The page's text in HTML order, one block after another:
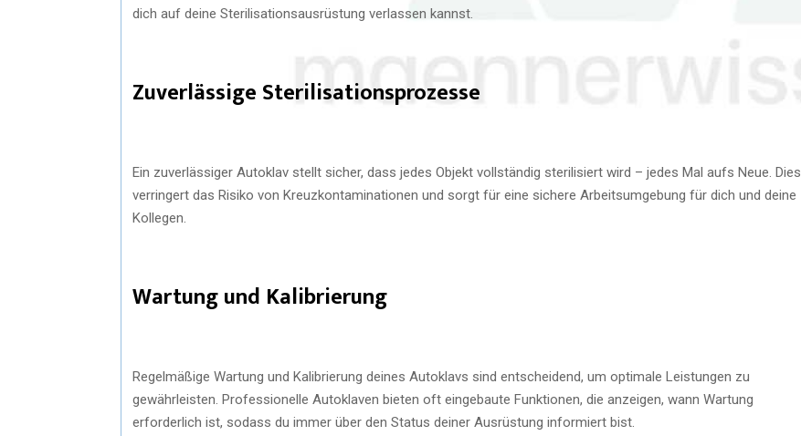
dich auf deine Sterilisationsausrüstung verlassen kannst.
Zuverlässige Sterilisationsprozesse
Ein zuverlässiger Autoklav stellt sicher, dass jedes Objekt vollständig sterilisiert wird – jedes Mal aufs Neue. Dies
verringert das Risiko von Kreuzkontaminationen und sorgt für eine sichere Arbeitsumgebung für dich und deine
Kollegen.
Wartung und Kalibrierung
Regelmäßige Wartung und Kalibrierung deines Autoklavs sind entscheidend, um optimale Leistungen zu
gewährleisten. Professionelle Autoklaven bieten oft eingebaute Funktionen, die anzeigen, wann Wartung
erforderlich ist, sodass du immer über den Status deiner Ausrüstung informiert bist.